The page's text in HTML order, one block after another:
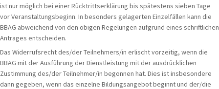
ist nur möglich bei einer Rücktrittserklärung bis spätestens sieben Tage
vor Veranstaltungsbeginn. In besonders gelagerten Einzelfällen kann die
BBAG abweichend von den obigen Regelungen aufgrund eines schriftlichen
Antrages entscheiden.
Das Widerrufsrecht des/der Teilnehmers/in erlischt vorzeitig, wenn die
BBAG mit der Ausführung der Dienstleistung mit der ausdrücklichen
Zustimmung des/der Teilnehmer/in begonnen hat. Dies ist insbesondere
dann gegeben, wenn das einzelne Bildungsangebot beginnt und der/die